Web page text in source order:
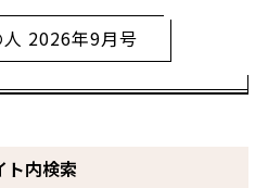
2026年9月号
ト内検索